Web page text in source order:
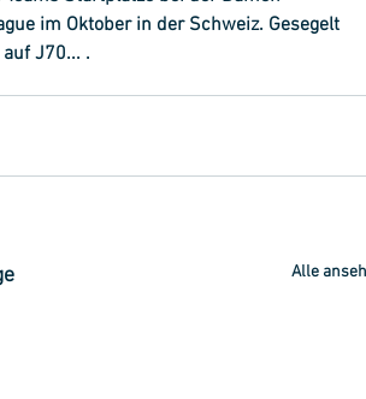
im Oktober in der Schweiz. Gesegelt
J70... .
Alle